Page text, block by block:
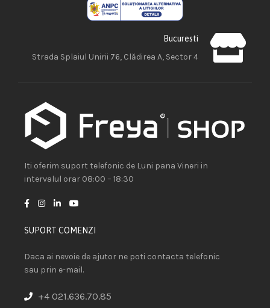
Bucuresti
Strada Splaiul Unirii 76, Clădirea A, Sector 4
Iti oferim suport telefonic de Luni pana Vineri in
intervalul orar 08:00 – 18:30
SUPORT COMENZI
Daca ai nevoie de ajutor ne poti contacta telefonic
sau prin e-mail.
+4 021.636.70.85